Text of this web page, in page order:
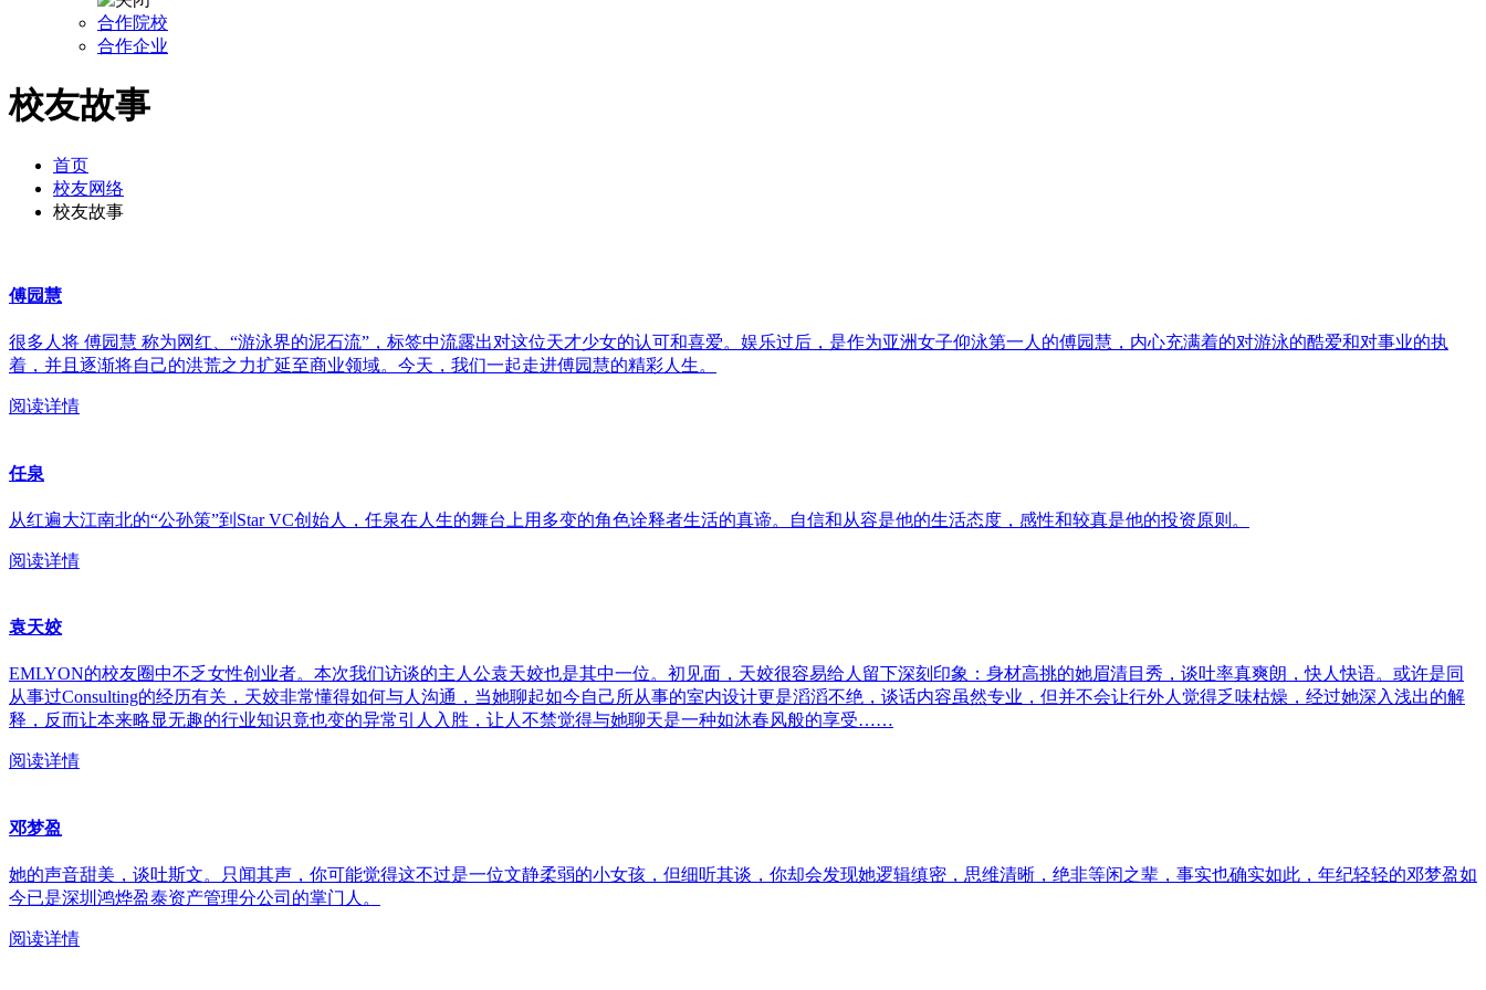
合作院校
合作企业
校友故事
首页
校友网络
校友故事
傅园慧
很多人将 傅园慧 称为网红、“游泳界的泥石流”，标签中流露出对这位天才少女的认可和喜爱。娱乐过后，是作为亚洲女子仰泳第一人的傅园慧，内心充满着的对游泳的酷爱和对事业的执
着，并且逐渐将自己的洪荒之力扩延至商业领域。今天，我们一起走进傅园慧的精彩人生。
阅读详情
任泉
从红遍大江南北的“公孙策”到Star VC创始人，任泉在人生的舞台上用多变的角色诠释者生活的真谛。自信和从容是他的生活态度，感性和较真是他的投资原则。
阅读详情
袁天姣
EMLYON的校友圈中不乏女性创业者。本次我们访谈的主人公袁天姣也是其中一位。初见面，天姣很容易给人留下深刻印象：身材高挑的她眉清目秀，谈吐率真爽朗，快人快语。或许是同
从事过Consulting的经历有关，天姣非常懂得如何与人沟通，当她聊起如今自己所从事的室内设计更是滔滔不绝，谈话内容虽然专业，但并不会让行外人觉得乏味枯燥，经过她深入浅出的解
释，反而让本来略显无趣的行业知识竟也变的异常引人入胜，让人不禁觉得与她聊天是一种如沐春风般的享受……
阅读详情
邓梦盈
她的声音甜美，谈吐斯文。只闻其声，你可能觉得这不过是一位文静柔弱的小女孩，但细听其谈，你却会发现她逻辑缜密，思维清晰，绝非等闲之辈，事实也确实如此，年纪轻轻的邓梦盈如
今已是深圳鸿烨盈泰资产管理分公司的掌门人。
阅读详情